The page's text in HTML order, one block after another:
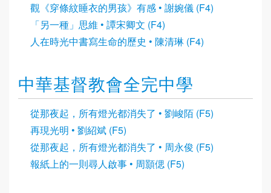
觀《穿條紋睡衣的男孩》有感 • 謝婉儀 (F4)
「另一種」思維 • 譚宋卿文 (F4)
人在時光中書寫生命的歷史 • 陳清琳 (F4)
中華基督教會全完中學
從那夜起，所有燈光都消失了 • 劉峻陌 (F5)
再現光明 • 劉紹斌 (F5)
從那夜起，所有燈光都消失了 • 周永俊 (F5)
報紙上的一則尋人啟事 • 周顥偲 (F5)